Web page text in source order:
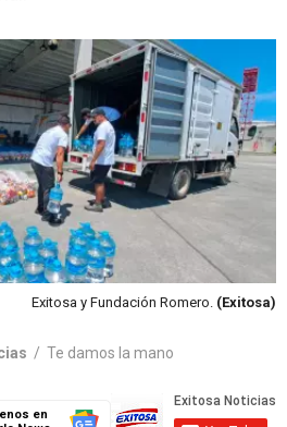
Exitosa y Fundación Romero. (Exitosa)
/ Te damos la mano
en